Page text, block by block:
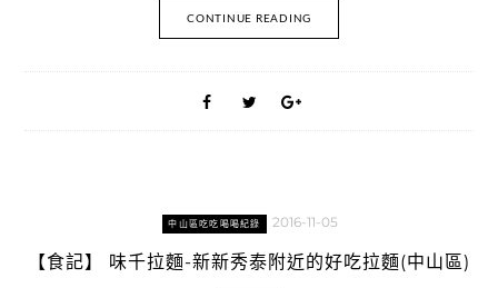
CONTINUE READING
中山區吃吃喝喝紀錄 2016-11-05
【食記】 味千拉麵-新新秀泰附近的好吃拉麵(中山區)